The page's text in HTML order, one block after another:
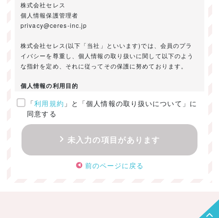
株式会社セレス
個人情報保護管理者
privacy@ceres-inc.jp
株式会社セレス(以下「当社」といいます)では、会員のプラ
イバシーを尊重し、個人情報の取り扱いに関して以下のよう
な指針を定め、それに従ってその保護に努めております。
個人情報の利用目的
ご提供いただきました個人情報は、以下のためにのみ利用い
たします。
・お問い合わせに対する回答及び資料送付のご連絡
・当社のお客様向けサービスの提供
・本人確認
・サービスの開発・改善のための分析
「利用規約 」と「個人情報の取り扱いについて」に
同意する
未入力の項目があります
前のページに戻る